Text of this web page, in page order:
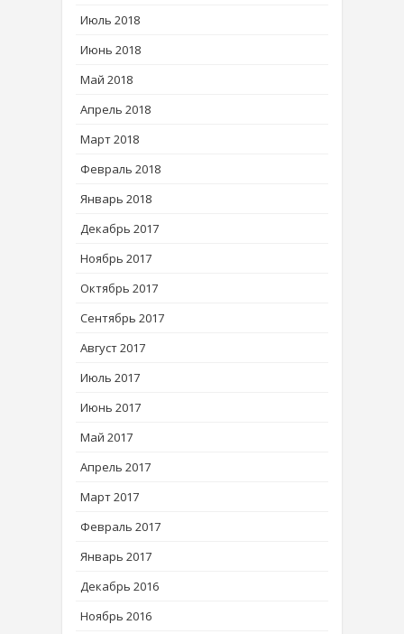
Июль 2018
Июнь 2018
Май 2018
Апрель 2018
Март 2018
Февраль 2018
Январь 2018
Декабрь 2017
Ноябрь 2017
Октябрь 2017
Сентябрь 2017
Август 2017
Июль 2017
Июнь 2017
Май 2017
Апрель 2017
Март 2017
Февраль 2017
Январь 2017
Декабрь 2016
Ноябрь 2016